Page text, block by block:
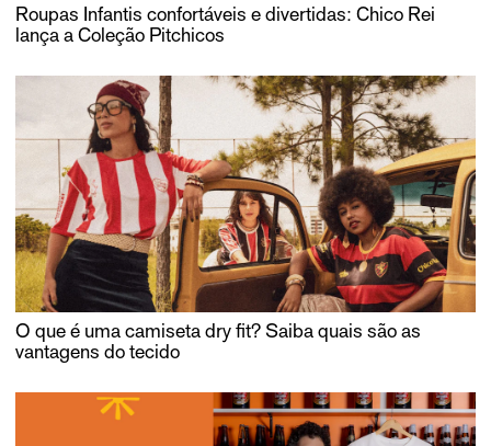
Roupas Infantis confortáveis e divertidas: Chico Rei
lança a Coleção Pitchicos
O que é uma camiseta dry fit? Saiba quais são as
vantagens do tecido